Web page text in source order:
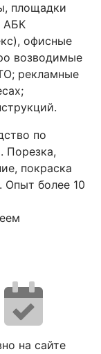
площадки
АБК
офисные
возводимые
рекламные
по
Порезка,
покраска
Опыт более 10
на сайте